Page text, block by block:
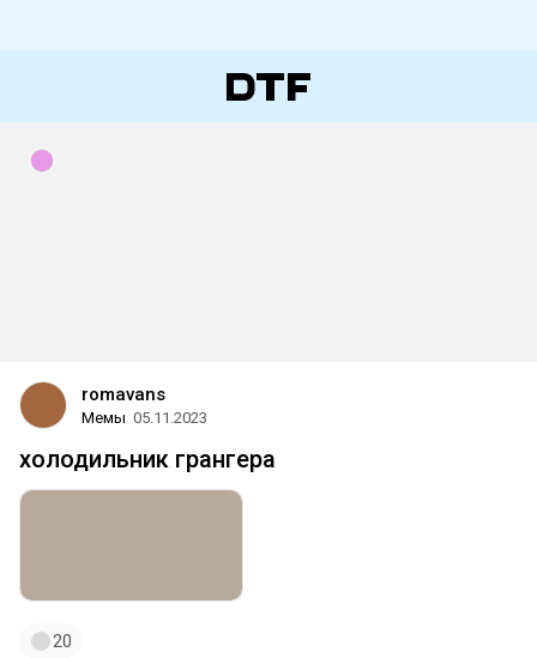
romavans
Мемы 05.11.2023
холодильник грангера
20